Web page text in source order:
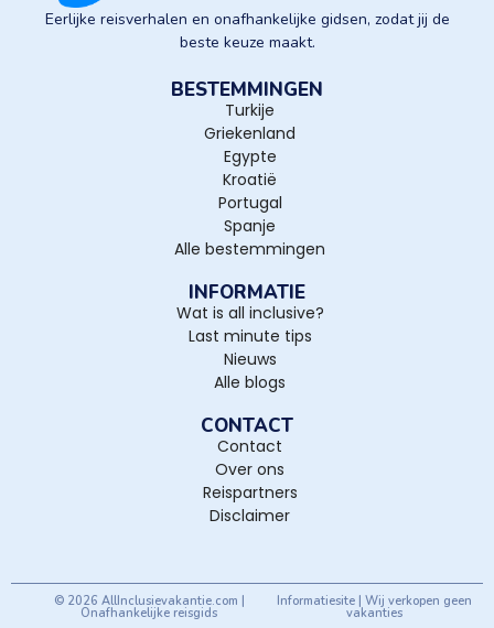
Eerlijke reisverhalen en onafhankelijke gidsen, zodat jij de
beste keuze maakt.
BESTEMMINGEN
Turkije
Griekenland
Egypte
Kroatië
Portugal
Spanje
Alle bestemmingen
INFORMATIE
Wat is all inclusive?
Last minute tips
Nieuws
Alle blogs
CONTACT
Contact
Over ons
Reispartners
Disclaimer
© 2026 AllInclusievakantie.com |
Onafhankelijke reisgids
Informatiesite | Wij verkopen geen
vakanties